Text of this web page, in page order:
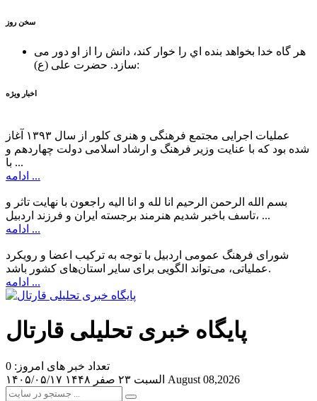
سخن روز
هر گاه خدا بخواهد بنده اي را خوار كند، دانش را از او دور می
سازد.حضرت علی (ع):
اخبار ویژه
عملیات اجرایی مجتمع فرهنگی و هنری کلور از سال ۱۳۹۳ آغاز
شده بود که با عنایت وزیر فرهنگ و ارشاد اسلامی دولت چهاردهم و
با ...
ادامه ...
بسم الله الرحمن الرحیم انا لله و انا الیه راجعون با نهایت تاثر و
تاسف باخبر شدیم هنرمند برجسته ایران و فرزند اردبیل، ...
ادامه ...
شورای فرهنگ عمومی اردبیل با توجه به ترکیب اعضا و رویکرد
عملیاتی، می‌تواند الگویی برای سایر استان‌های کشور باشد.
ادامه ...
پایگاه خبری تحلیلی قارتال
تعداد خبر های امروز: 0
۱۴۰۵/۰۵/۱۷
السبت ۲۳ صفر ۱۴۴۸ August 08,2026